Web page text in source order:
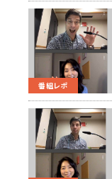
番組レポ